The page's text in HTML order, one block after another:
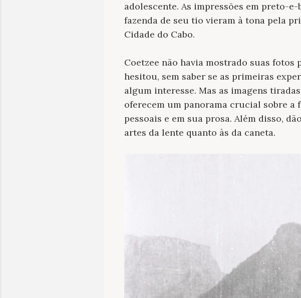
adolescente. As impressões em preto-
fazenda de seu tio vieram à tona pela
Cidade do Cabo.
Coetzee não havia mostrado suas
hesitou, sem saber se as primeiras
algum interesse. Mas as imagens
oferecem um panorama crucial sobre
pessoais e em sua prosa. Além disso,
artes da lente quanto às da caneta.